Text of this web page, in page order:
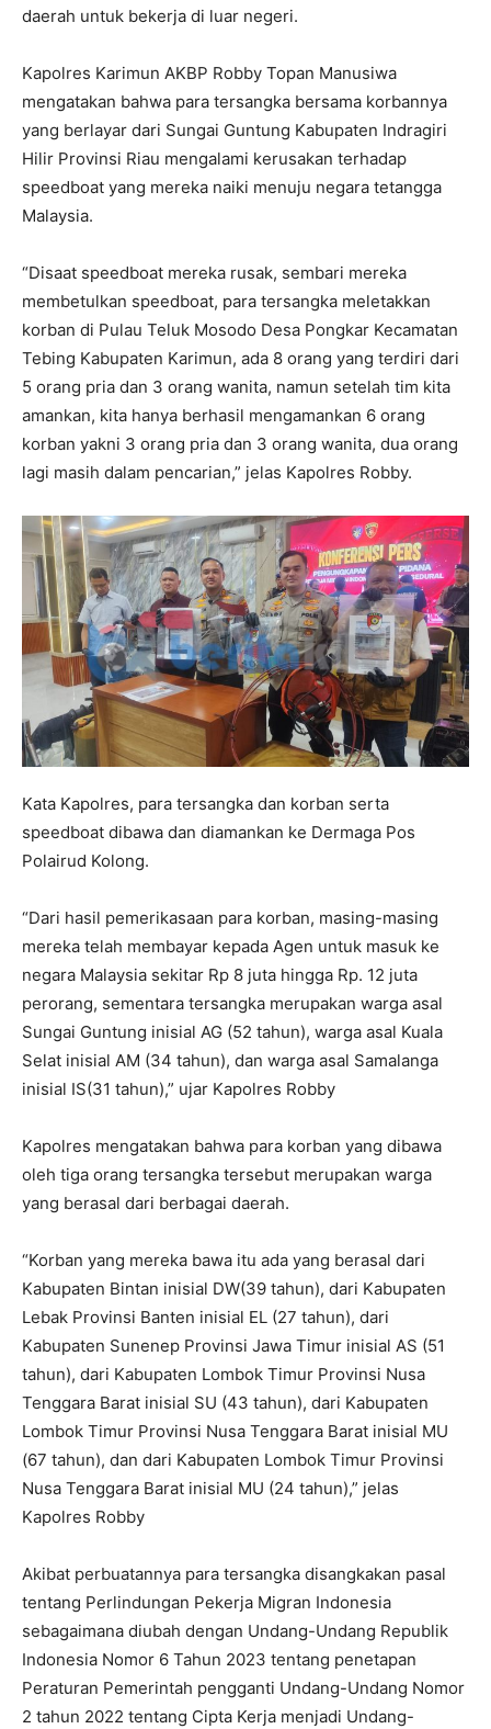
daerah untuk bekerja di luar negeri.
Kapolres Karimun AKBP Robby Topan Manusiwa
mengatakan bahwa para tersangka bersama korbannya
yang berlayar dari Sungai Guntung Kabupaten Indragiri
Hilir Provinsi Riau mengalami kerusakan terhadap
speedboat yang mereka naiki menuju negara tetangga
Malaysia.
“Disaat speedboat mereka rusak, sembari mereka
membetulkan speedboat, para tersangka meletakkan
korban di Pulau Teluk Mosodo Desa Pongkar Kecamatan
Tebing Kabupaten Karimun, ada 8 orang yang terdiri dari
5 orang pria dan 3 orang wanita, namun setelah tim kita
amankan, kita hanya berhasil mengamankan 6 orang
korban yakni 3 orang pria dan 3 orang wanita, dua orang
lagi masih dalam pencarian,” jelas Kapolres Robby.
Kata Kapolres, para tersangka dan korban serta
speedboat dibawa dan diamankan ke Dermaga Pos
Polairud Kolong.
“Dari hasil pemerikasaan para korban, masing-masing
mereka telah membayar kepada Agen untuk masuk ke
negara Malaysia sekitar Rp 8 juta hingga Rp. 12 juta
perorang, sementara tersangka merupakan warga asal
Sungai Guntung inisial AG (52 tahun), warga asal Kuala
Selat inisial AM (34 tahun), dan warga asal Samalanga
inisial IS(31 tahun),” ujar Kapolres Robby
Kapolres mengatakan bahwa para korban yang dibawa
oleh tiga orang tersangka tersebut merupakan warga
yang berasal dari berbagai daerah.
“Korban yang mereka bawa itu ada yang berasal dari
Kabupaten Bintan inisial DW(39 tahun), dari Kabupaten
Lebak Provinsi Banten inisial EL (27 tahun), dari
Kabupaten Sunenep Provinsi Jawa Timur inisial AS (51
tahun), dari Kabupaten Lombok Timur Provinsi Nusa
Tenggara Barat inisial SU (43 tahun), dari Kabupaten
Lombok Timur Provinsi Nusa Tenggara Barat inisial MU
(67 tahun), dan dari Kabupaten Lombok Timur Provinsi
Nusa Tenggara Barat inisial MU (24 tahun),” jelas
Kapolres Robby
Akibat perbuatannya para tersangka disangkakan pasal
tentang Perlindungan Pekerja Migran Indonesia
sebagaimana diubah dengan Undang-Undang Republik
Indonesia Nomor 6 Tahun 2023 tentang penetapan
Peraturan Pemerintah pengganti Undang-Undang Nomor
2 tahun 2022 tentang Cipta Kerja menjadi Undang-